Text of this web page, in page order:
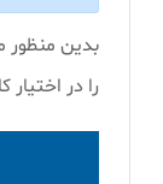
بدین منظور
را در اختیار